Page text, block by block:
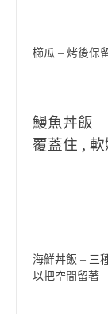
櫛瓜 – 烤後保
鰻魚丼飯
覆蓋住 ,
海鮮丼飯 – 三
以把空間留著